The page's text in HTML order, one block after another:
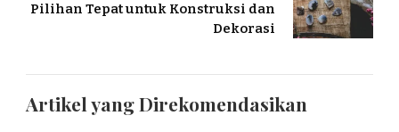
Pilihan Tepat untuk Konstruksi dan
Dekorasi
Artikel yang Direkomendasikan